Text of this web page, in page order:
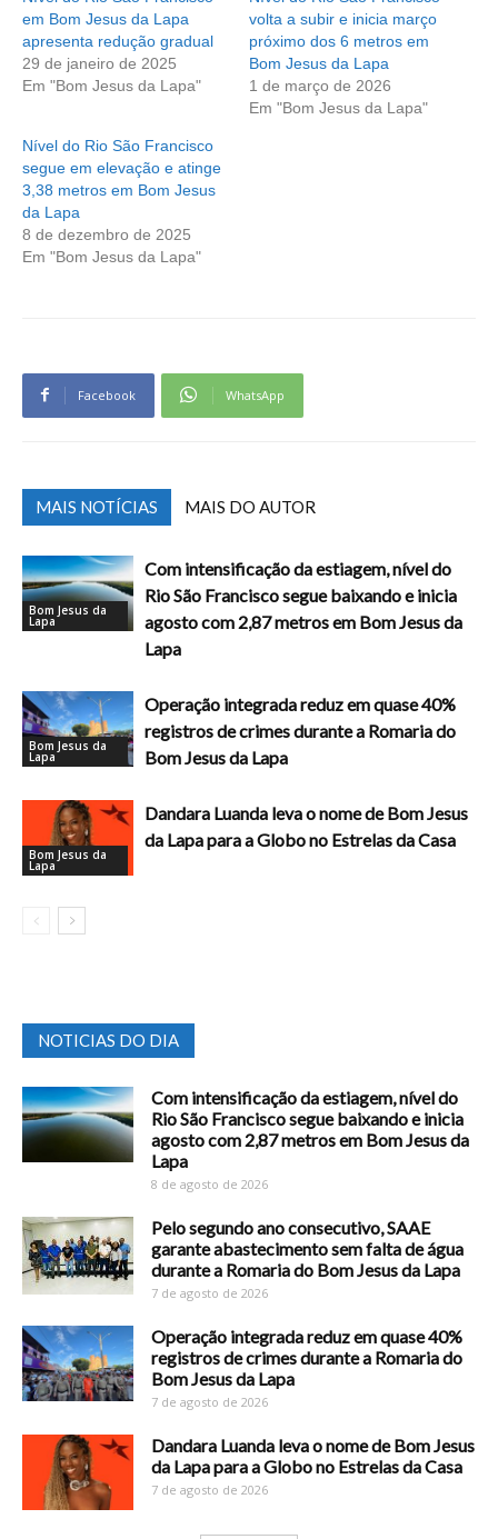
em Bom Jesus da Lapa
apresenta redução gradual
29 de janeiro de 2025
Em "Bom Jesus da Lapa"
volta a subir e inicia março
próximo dos 6 metros em
Bom Jesus da Lapa
1 de março de 2026
Em "Bom Jesus da Lapa"
Nível do Rio São Francisco
segue em elevação e atinge
3,38 metros em Bom Jesus
da Lapa
8 de dezembro de 2025
Em "Bom Jesus da Lapa"
Facebook WhatsApp
MAIS NOTÍCIAS MAIS DO AUTOR
Bom Jesus da
Lapa
Com intensificação da estiagem, nível do
Rio São Francisco segue baixando e inicia
agosto com 2,87 metros em Bom Jesus da
Lapa
Bom Jesus da
Lapa
Operação integrada reduz em quase 40%
registros de crimes durante a Romaria do
Bom Jesus da Lapa
Bom Jesus da
Lapa
Dandara Luanda leva o nome de Bom Jesus
da Lapa para a Globo no Estrelas da Casa
NOTICIAS DO DIA
Com intensificação da estiagem, nível do
Rio São Francisco segue baixando e inicia
agosto com 2,87 metros em Bom Jesus da
Lapa
8 de agosto de 2026
Pelo segundo ano consecutivo, SAAE
garante abastecimento sem falta de água
durante a Romaria do Bom Jesus da Lapa
7 de agosto de 2026
Operação integrada reduz em quase 40%
registros de crimes durante a Romaria do
Bom Jesus da Lapa
7 de agosto de 2026
Dandara Luanda leva o nome de Bom Jesus
da Lapa para a Globo no Estrelas da Casa
7 de agosto de 2026